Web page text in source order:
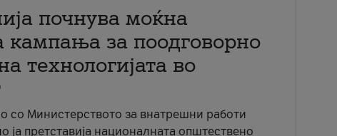
почнува моќна
кампања за поодговорно
технологијата во
со Министерството за внатрешни работи
ја претставија националната општествено